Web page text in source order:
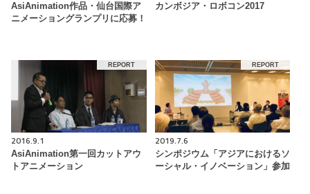
AsiAnimation作品・仙台国際ア
ニメーショングランプリに応募！
カンボジア・ロボコン2017
REPORT
2016.9.1
AsiAnimation第一回カットアウ
トアニメーション
REPORT
2019.7.6
シンポジウム「アジアにおけるソ
ーシャル・イノベーション」参加